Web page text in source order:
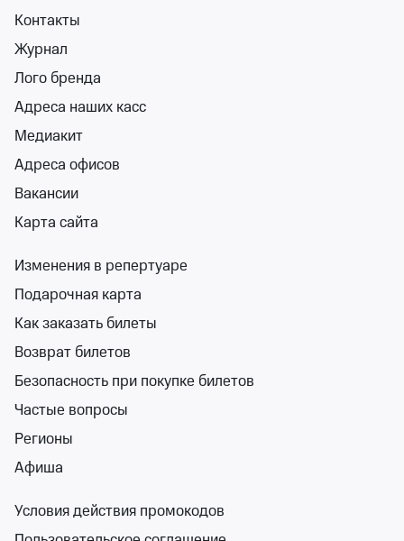
Хор Турецкого
вт 18 авг, 20:00
Концертный зал «Фестивальный»
от 2 500 ₽
Концерты, Классика
Билеты от 2 500 ₽
Группа «Сова»
Рок-бар «Треугольник»
Рок-бар «Треугольник»
сентябрь и октябрь •осталось 92 билета
Концерты, Классика
Контакты
Журнал
Лого бренда
Адреса наших касс
Медиакит
Адреса офисов
Вакансии
Карта сайта
Изменения в репертуаре
Подарочная карта
Как заказать билеты
Возврат билетов
Безопасность при покупке билетов
Частые вопросы
Регионы
Афиша
Условия действия промокодов